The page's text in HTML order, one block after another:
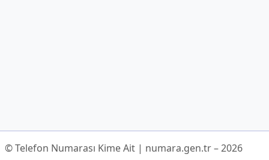
© Telefon Numarası Kime Ait | numara.gen.tr – 2026